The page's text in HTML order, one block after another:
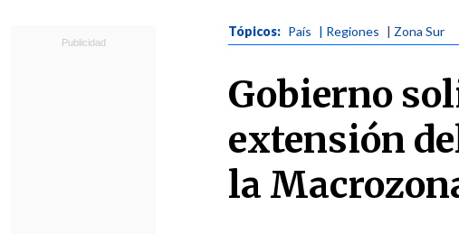
Tópicos: País | Regiones | Zona Sur
Gobierno
extensión
la